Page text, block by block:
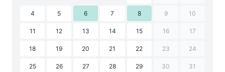
4 5 6 7 8 9 10
11 12 13 14 15 16 17
18 19 20 21 22 23 24
25 26 27 28 29 30 31